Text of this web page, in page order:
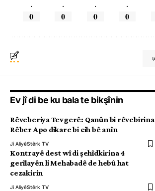
.
0
.
0
.
0
.
0
Ev jî di be ku bala te bikşînin
Rêveberiya Tevgerê: Qanûn bi rêvebirina
Rêber Apo dikare bi cih bê anîn
Ji AliyêStêrk TV
Kontrayê dest wî di şehîdkirina 4
gerîlayên li Mehabadê de hebû hat
cezakirin
Ji AliyêStêrk TV